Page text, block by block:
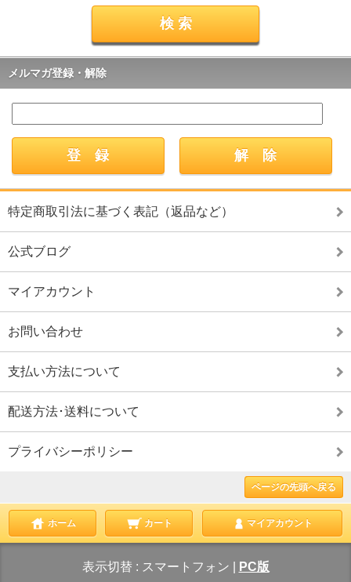
メルマガ登録・解除
特定商取引法に基づく表記（返品など）
公式ブログ
マイアカウント
お問い合わせ
支払い方法について
配送方法･送料について
プライバシーポリシー
ページの先頭へ戻る
ホーム カート マイアカウント
表示切替 : スマートフォン PC版